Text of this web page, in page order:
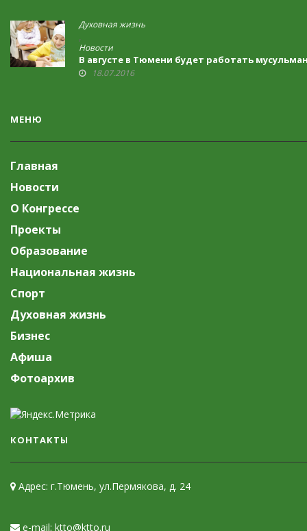
Духовная жизнь
,
Новости
В августе в Тюмени будет работать
18.07.2016
МЕНЮ
Главная
Новости
О Конгрессе
Проекты
Образование
Национальная жизнь
Спорт
Духовная жизнь
Бизнес
Афиша
Фотоархив
КОНТАКТЫ
Адрес: г.Тюмень, ул.Пермякова, д. 24
e-mail: ktto@ktto.ru